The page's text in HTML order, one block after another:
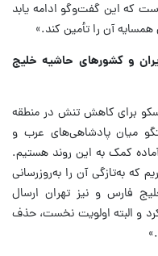
که این گفت‌وگو ادامه یابد
همسایه آن را تأمین کند.»
و کشورهای حاشیه خلیج
مسکو برای کاهش تنش در منطقه
میان پادشاهی‌های عرب و
کمک به این روند هستیم.
که به‌تازگی آن را به‌روزرسانی
خلیج فارس و نیز تهران ارسال
و البته اولویت نخست، حذف